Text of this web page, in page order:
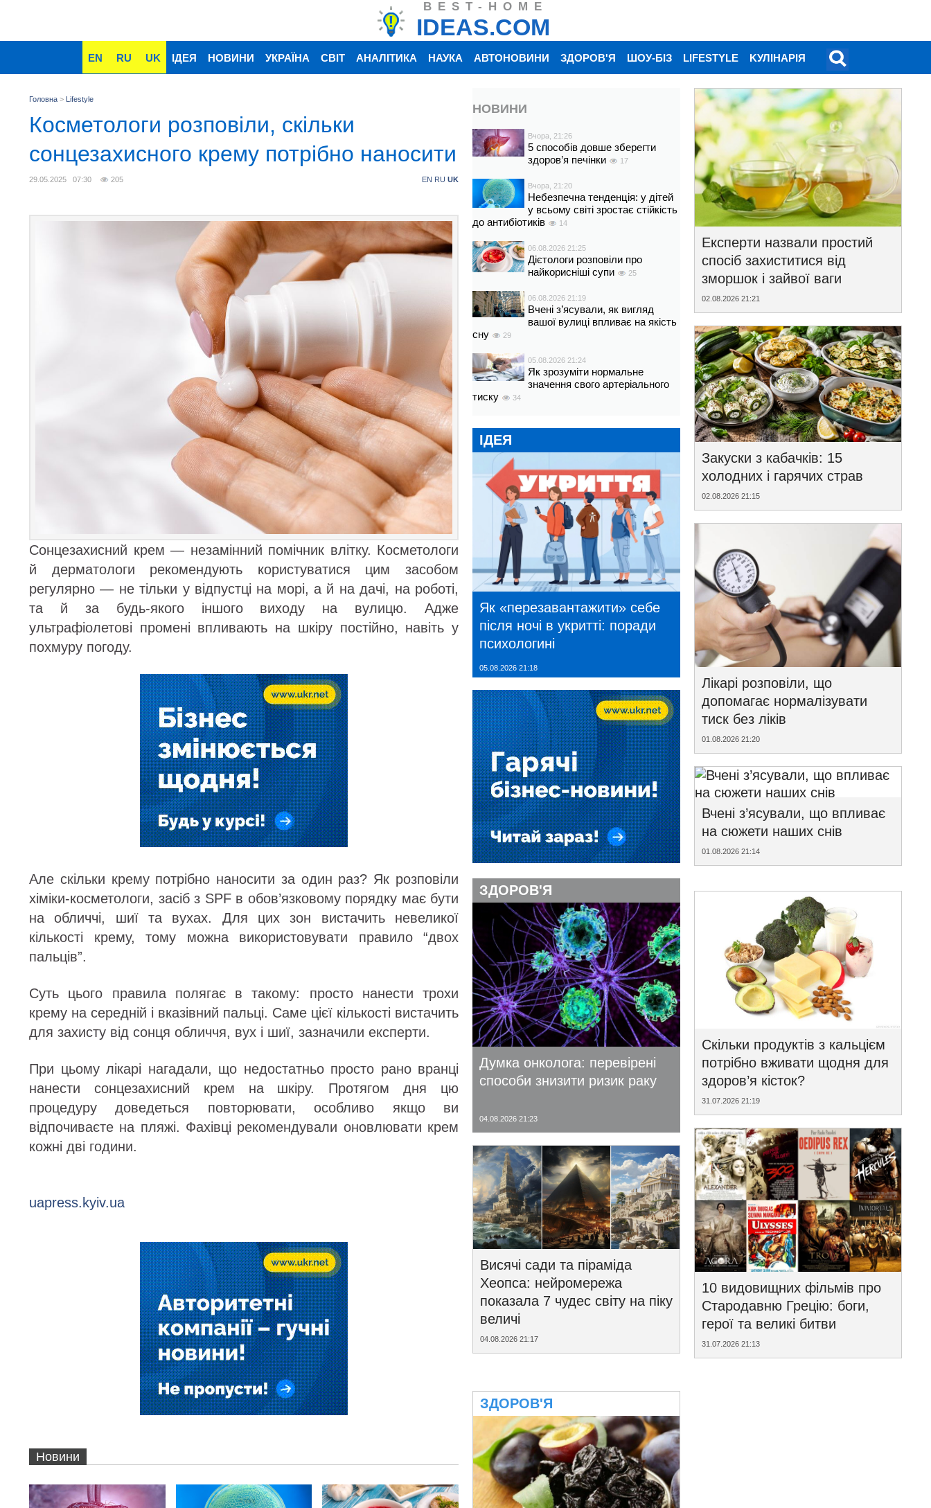
BEST-HOME
IDEAS.COM
EN RU UK ІДЕЯ НОВИНИ УКРАЇНА СВІТ АНАЛІТИКА НАУКА АВТОНОВИНИ ЗДОРОВ'Я ШОУ-БІЗ LIFESTYLE KУЛІНАРІЯ
Головна > Lifestyle
Косметологи розповіли, скільки
сонцезахисного крему потрібно наносити
29.05.2025 07:30 205 EN RU UK
Сонцезахисний крем — незамінний помічник влітку. Косметологи
й дерматологи рекомендують користуватися цим засобом
регулярно — не тільки у відпустці на морі, а й на дачі, на роботі,
та й за будь-якого іншого виходу на вулицю. Адже
ультрафіолетові промені впливають на шкіру постійно, навіть у
похмуру погоду.
Але скільки крему потрібно наносити за один раз? Як розповіли
хіміки-косметологи, засіб з SPF в обов’язковому порядку має бути
на обличчі, шиї та вухах. Для цих зон вистачить невеликої
кількості крему, тому можна використовувати правило “двох
пальців”.
Суть цього правила полягає в такому: просто нанести трохи
крему на середній і вказівний пальці. Саме цієї кількості вистачить
для захисту від сонця обличчя, вух і шиї, зазначили експерти.
При цьому лікарі нагадали, що недостатньо просто рано вранці
нанести сонцезахисний крем на шкіру. Протягом дня цю
процедуру доведеться повторювати, особливо якщо ви
відпочиваєте на пляжі. Фахівці рекомендували оновлювати крем
кожні дві години.
uapress.kyiv.ua
Новини
НОВИНИ
Вчора, 21:26
5 способів довше зберегти
здоров’я печінки
17
Вчора, 21:20
Небезпечна тенденція: у дітей
у всьому світі зростає стійкість
до антибіотиків
14
06.08.2026 21:25
Дієтологи розповіли про
найкорисніші супи
25
06.08.2026 21:19
Вчені з’ясували, як вигляд
вашої вулиці впливає на якість
сну
29
05.08.2026 21:24
Як зрозуміти нормальне
значення свого артеріального
тиску
34
ІДЕЯ
Як «перезавантажити» себе
після ночі в укритті: поради
психологині
05.08.2026 21:18
ЗДОРОВ'Я
Думка онколога: перевірені
способи знизити ризик раку
04.08.2026 21:23
Висячі сади та піраміда
Хеопса: нейромережа
показала 7 чудес світу на піку
величі
04.08.2026 21:17
ЗДОРОВ'Я
Експерти назвали простий
спосіб захиститися від
зморшок і зайвої ваги
02.08.2026 21:21
Закуски з кабачків: 15
холодних і гарячих страв
02.08.2026 21:15
Лікарі розповіли, що
допомагає нормалізувати
тиск без ліків
01.08.2026 21:20
Вчені з’ясували, що впливає
на сюжети наших снів
01.08.2026 21:14
Скільки продуктів з кальцієм
потрібно вживати щодня для
здоров’я кісток?
31.07.2026 21:19
10 видовищних фільмів про
Стародавню Грецію: боги,
герої та великі битви
31.07.2026 21:13